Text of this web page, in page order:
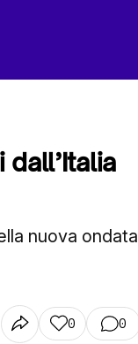
nuova ondata
0 0